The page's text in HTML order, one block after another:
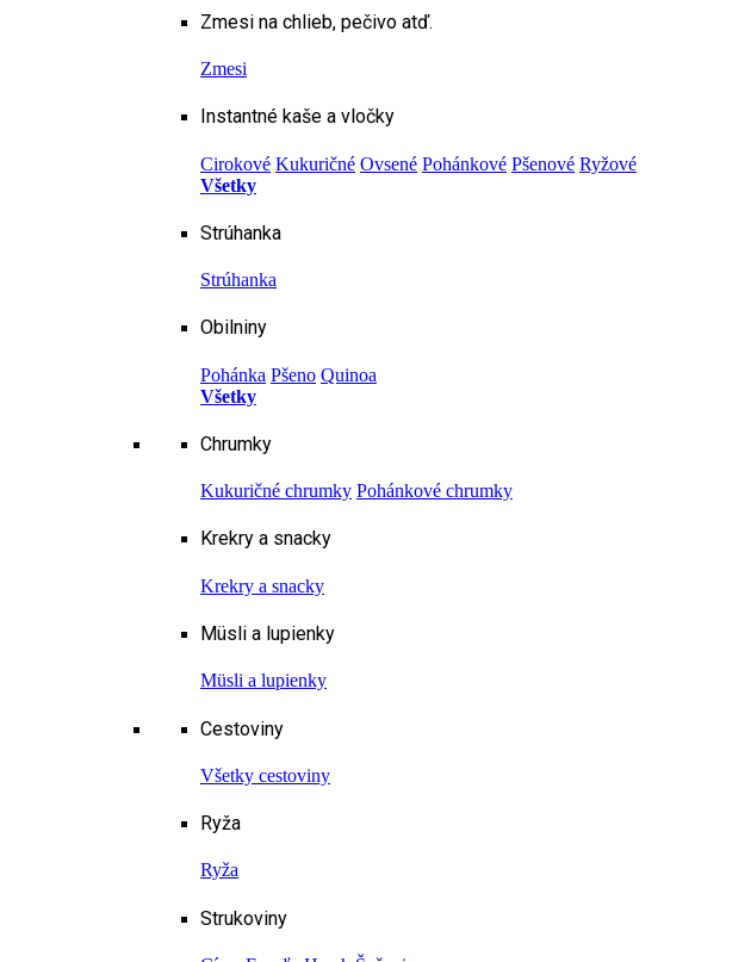
Zmesi na chlieb, pečivo atď.
Zmesi
Instantné kaše a vločky
Cirokové Kukuričné Ovsené Pohánkové Pšenové Ryžové
Všetky
Strúhanka
Strúhanka
Obilniny
Pohánka Pšeno Quinoa
Všetky
Chrumky
Kukuričné chrumky Pohánkové chrumky
Krekry a snacky
Krekry a snacky
Müsli a lupienky
Müsli a lupienky
Cestoviny
Všetky cestoviny
Ryža
Ryža
Strukoviny